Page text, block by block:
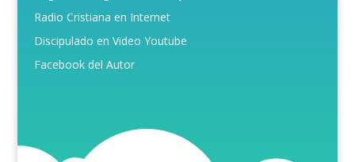
Radio Cristiana en Internet
Discipulado en Video Youtube
Facebook del Autor